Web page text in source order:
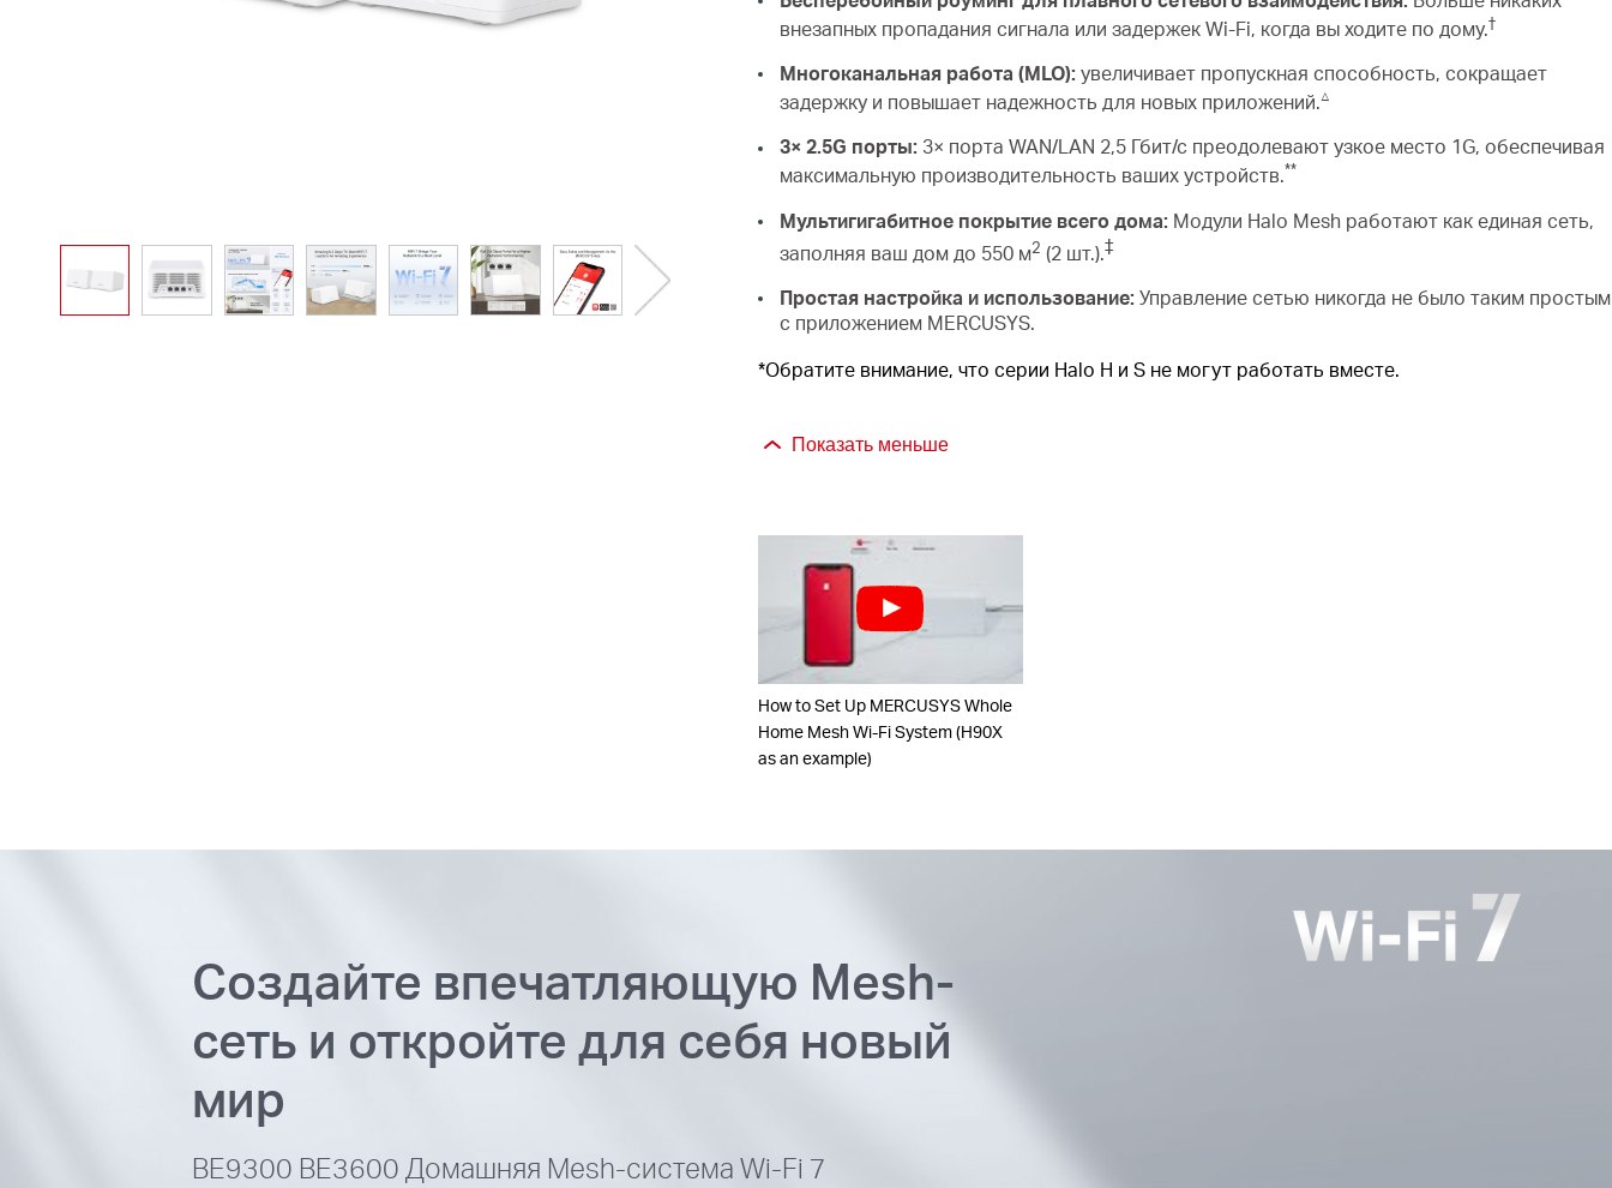
внезапных пропадания сигнала или задержекWi-Fi, когда вы ходите по дому.†
Многоканальная работа (MLO): увеличивает пропускная способность, сокращает
задержку и повышает надежность для новых приложений.△
3× 2.5G порты: 3× порта WAN/LAN 2,5 Гбит/с преодолевают узкое место 1G, обеспечивая
максимальную производительность ваших устройств.**
Мультигигабитное покрытие всего дома: Модули Halo Mesh работают как единая сеть,
заполняя ваш дом до 550 м2 (2 шт.).‡
Простая настройка и использование: Управление сетью никогда не было таким простым
с приложением MERCUSYS.
*Обратите внимание, что серии Halo H и S не могут работать вместе.
Показать меньше
How to Set Up MERCUSYS Whole
Home Mesh Wi-Fi System (H90X
as an example)
Создайте впечатляющую Mesh-
сеть и откройте для себя новый
мир
BE9300 BE3600 Домашняя Mesh-система Wi-Fi 7